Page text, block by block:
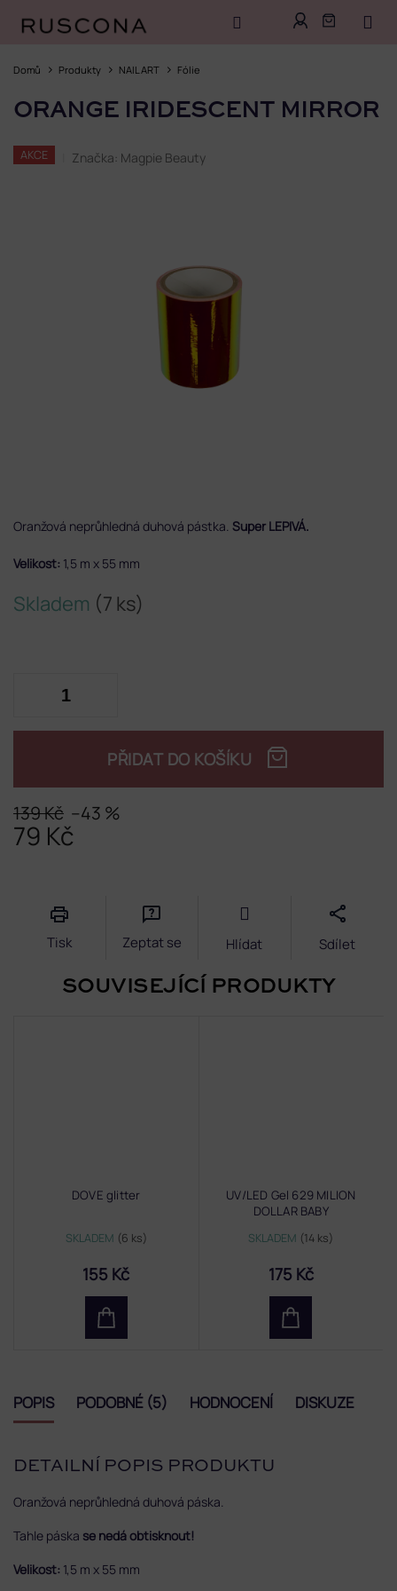
Domů Produkty NAIL ART Fólie
ORANGE IRIDESCENT MIRROR
AKCE Značka: Magpie Beauty
139 Kč –43 %
79 Kč
Skladem (7 ks)
PŘIDAT DO KOŠÍKU
Oranžová neprůhledná duhová pástka. Super LEPIVÁ.
Velikost: 1,5 m x 55 mm
Tisk Zeptat se Hlídat Sdílet
SOUVISEJÍCÍ PRODUKTY
DOVE glitter
SKLADEM (6 ks)
155 Kč
UV/LED Gel 629 MILION
DOLLAR BABY
SKLADEM (14 ks)
175 Kč
POPIS PODOBNÉ (5) HODNOCENÍ DISKUZE
DETAILNÍ POPIS PRODUKTU
Oranžová neprůhledná duhová páska.
Tahle páska se nedá obtisknout!
Velikost: 1,5 m x 55 mm